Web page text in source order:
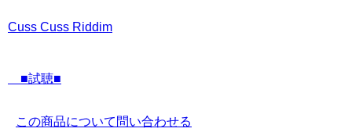
Cuss Cuss Riddim
■試聴■
この商品について問い合わせる